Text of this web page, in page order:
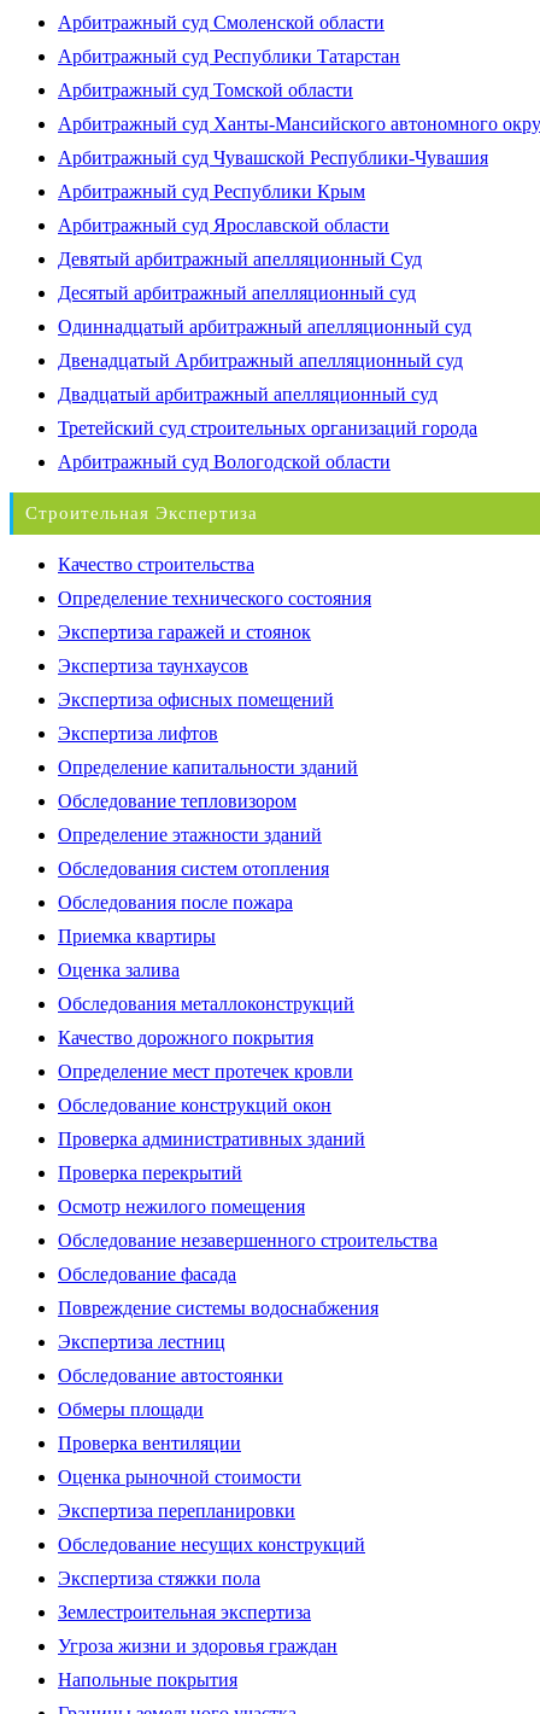
Арбитражный суд Смоленской области
Арбитражный суд Республики Татарстан
Арбитражный суд Томской области
Арбитражный суд Ханты-Мансийского автономного
Арбитражный суд Чувашской Республики-Чувашия
Арбитражный суд Республики Крым
Арбитражный суд Ярославской области
Девятый арбитражный апелляционный Суд
Десятый арбитражный апелляционный суд
Одиннадцатый арбитражный апелляционный суд
Двенадцатый Арбитражный апелляционный суд
Двадцатый арбитражный апелляционный суд
Третейский суд строительных организаций города
Арбитражный суд Вологодской области
Строительная Экспертиза
Качество строительства
Определение технического состояния
Экспертиза гаражей и стоянок
Экспертиза таунхаусов
Экспертиза офисных помещений
Экспертиза лифтов
Определение капитальности зданий
Обследование тепловизором
Определение этажности зданий
Обследования систем отопления
Обследования после пожара
Приемка квартиры
Оценка залива
Обследования металлоконструкций
Качество дорожного покрытия
Определение мест протечек кровли
Обследование конструкций окон
Проверка административных зданий
Проверка перекрытий
Осмотр нежилого помещения
Обследование незавершенного строительства
Обследование фасада
Повреждение системы водоснабжения
Экспертиза лестниц
Обследование автостоянки
Обмеры площади
Проверка вентиляции
Оценка рыночной стоимости
Экспертиза перепланировки
Обследование несущих конструкций
Экспертиза стяжки пола
Землестроительная экспертиза
Угроза жизни и здоровья граждан
Напольные покрытия